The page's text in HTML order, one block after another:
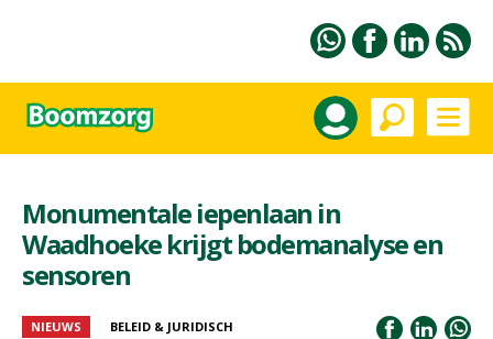
Monumentale iepenlaan in
Waadhoeke krijgt bodemanalyse en
sensoren
NIEUWS BELEID & JURIDISCH